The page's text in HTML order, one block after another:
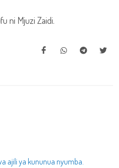
ni Mjuzi Zaidi.
ajili ya kununua nyumba.